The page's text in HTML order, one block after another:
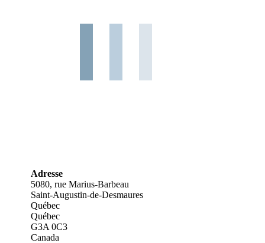
Adresse
5080, rue Marius-Barbeau
Saint-Augustin-de-Desmaures
Québec
Québec
G3A 0C3
Canada